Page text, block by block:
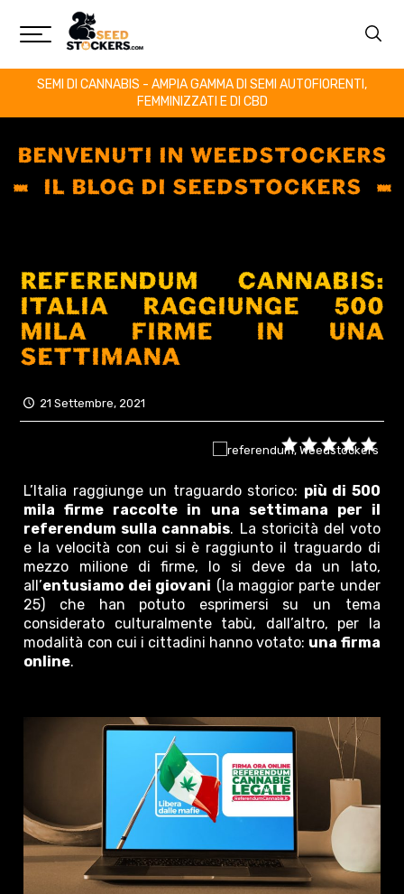
SEMI DI CANNABIS - AMPIA GAMMA DI SEMI AUTOFIORENTI,
FEMMINIZZATI E DI CBD
BENVENUTI IN WEEDSTOCKERS
IL BLOG DI SEEDSTOCKERS
REFERENDUM CANNABIS:
ITALIA RAGGIUNGE 500
MILA FIRME IN UNA
SETTIMANA
21 Settembre, 2021
L’Italia raggiunge un traguardo storico: più di 500
mila firme raccolte in una settimana per il
referendum sulla cannabis. La storicità del voto
e la velocità con cui si è raggiunto il traguardo di
mezzo milione di firme, lo si deve da un lato,
all’entusiamo dei giovani (la maggior parte under
25) che han potuto esprimersi su un tema
considerato culturalmente tabù, dall’altro, per la
modalità con cui i cittadini hanno votato: una firma
online.